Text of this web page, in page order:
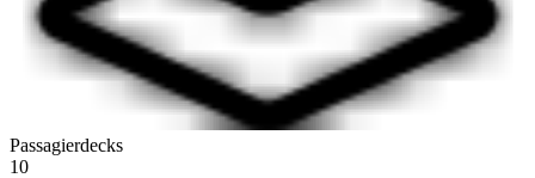
Passagierdecks
10